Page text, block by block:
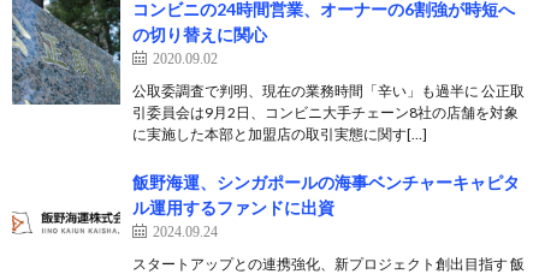
コンビニの24時間営業、オーナーの6割強が時短へ
の切り替えに関心
2020.09.02
公取委調査で判明、現在の業務時間「辛い」も過半に 公正取
引委員会は9月2日、コンビニ大手チェーン8社の店舗を対象
に実施した本部と加盟店の取引実態に関す[…]
飯野海運、シンガポールの海事ベンチャーキャピタ
ル運用するファンドに出資
2024.09.24
スタートアップとの連携強化、新プロジェクト創出目指す 飯